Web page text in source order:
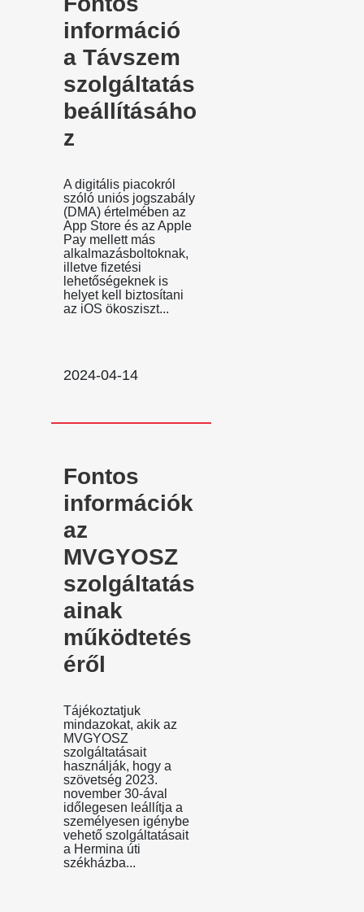
információ
a Távszem
szolgáltatás
beállításáho
z
A digitális piacokról
szóló uniós jogszabály
(DMA) értelmében az
App Store és az Apple
Pay mellett más
alkalmazásboltoknak,
illetve fizetési
lehetőségeknek is
helyet kell biztosítani
az iOS ökosziszt...
2024-04-14
Fontos
információk
az
MVGYOSZ
szolgáltatás
ainak
működtetés
éről
Tájékoztatjuk
mindazokat, akik az
MVGYOSZ
szolgáltatásait
használják, hogy a
szövetség 2023.
november 30-ával
időlegesen leállítja a
személyesen igénybe
vehető szolgáltatásait
a Hermina úti
székházba...